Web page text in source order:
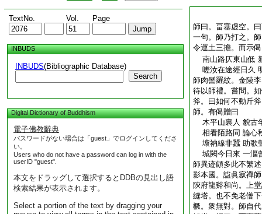
TextNo. Vol. Page
INBUDS
INBUDS(Bibliographic Database)
Search
Digital Dictionary of Buddhism
電子佛教辭典
パスワードがない場合は「guest」でログインしてくださ
い。
Users who do not have a password can log in with the
userID "guest".
本文をドラッグして選択するとDDBの見出し語
検索結果が表示されます。
Select a portion of the text by dragging your
師曰。畐塞虚空。
一句。師乃打之。
令運土三擔。而示
南山路仄東山低
嗟汝在途經日久
師肉髻羅紋。金陵
待以師禮。嘗問。
斧。曰如何不動斤
師。有偈贈曰
木平山裏人 貌古
相看陌路同 論心
壞衲線非蠶 助歌
城闕今日來 一漚
師異迹頗多此不繁
影本國。諡眞寂禪
陝府龍谿和尚。上
縫塔。也不免老僧
橛。衆無對。師自